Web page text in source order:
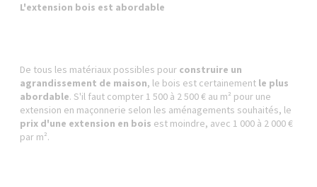
L'extension bois est abordable
De tous les matériaux possibles pour construire un
agrandissement de maison, le bois est certainement le plus
abordable. S'il faut compter 1 500 à 2 500 € au m² pour une
extension en maçonnerie selon les aménagements souhaités, le
prix d'une extension en bois est moindre, avec 1 000 à 2 000 €
par m².